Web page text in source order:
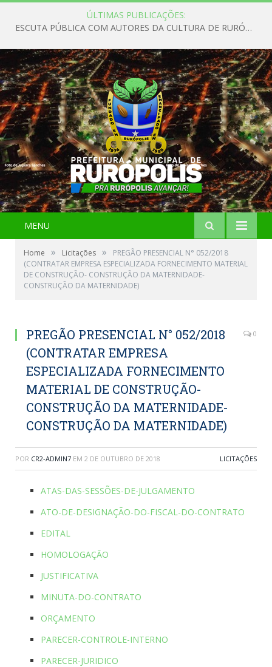
ÚLTIMAS PUBLICAÇÕES:
ESCUTA PÚBLICA COM AUTORES DA CULTURA DE RURÓPOLIS
MENU
Home » Licitações »
PREGÃO PRESENCIAL N° 052/2018
(CONTRATAR EMPRESA ESPECIALIZADA FORNECIMENTO MATERIAL
DE CONSTRUÇÃO- CONSTRUÇÃO DA MATERNIDADE-
CONSTRUÇÃO DA MATERNIDADE)
PREGÃO PRESENCIAL N° 052/2018
(CONTRATAR EMPRESA
ESPECIALIZADA FORNECIMENTO
MATERIAL DE CONSTRUÇÃO-
CONSTRUÇÃO DA MATERNIDADE-
CONSTRUÇÃO DA MATERNIDADE)
0
POR CR2-ADMIN7 EM 2 DE OUTUBRO DE 2018 LICITAÇÕES
ATAS-DAS-SESSÕES-DE-JULGAMENTO
ATO-DE-DESIGNAÇÃO-DO-FISCAL-DO-CONTRATO
EDITAL
HOMOLOGAÇÃO
JUSTIFICATIVA
MINUTA-DO-CONTRATO
ORÇAMENTO
PARECER-CONTROLE-INTERNO
PARECER-JURIDICO